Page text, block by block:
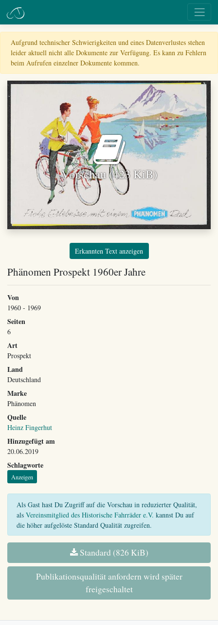
Aufgrund technischer Schwierigkeiten und eines Datenverlustes stehen
leider aktuell nicht alle Dokumente zur Verfügung. Es kann zu Fehlern
beim Aufrufen einzelner Dokumente kommen.
Vorschau (423 KiB)
Erkannten Text anzeigen
Phänomen Prospekt 1960er Jahre
Von
1960 - 1969
Seiten
6
Art
Prospekt
Land
Deutschland
Marke
Phänomen
Quelle
Heinz Fingerhut
Hinzugefügt am
20.06.2019
Schlagworte
Anzeigen
Als Gast hast Du Zugriff auf die Vorschau in reduzierter Qualität,
als Vereinsmitglied des Historische Fahrräder e.V. kannst Du auf
die höher aufgelöste Standard Qualität zugreifen.
Standard (826 KiB)
Publikationsqualität anfordern wird später
freigeschaltet